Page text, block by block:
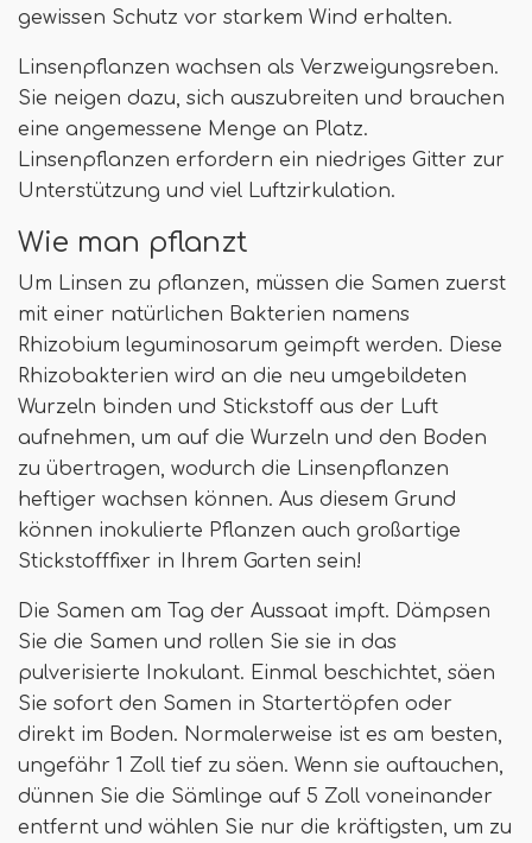
gewissen Schutz vor starkem Wind erhalten.
Linsenpflanzen wachsen als Verzweigungsreben.
Sie neigen dazu, sich auszubreiten und brauchen
eine angemessene Menge an Platz.
Linsenpflanzen erfordern ein niedriges Gitter zur
Unterstützung und viel Luftzirkulation.
Wie man pflanzt
Um Linsen zu pflanzen, müssen die Samen zuerst
mit einer natürlichen Bakterien namens
Rhizobium leguminosarum geimpft werden. Diese
Rhizobakterien wird an die neu umgebildeten
Wurzeln binden und Stickstoff aus der Luft
aufnehmen, um auf die Wurzeln und den Boden
zu übertragen, wodurch die Linsenpflanzen
heftiger wachsen können. Aus diesem Grund
können inokulierte Pflanzen auch großartige
Stickstofffixer in Ihrem Garten sein!
Die Samen am Tag der Aussaat impft. Dämpsen
Sie die Samen und rollen Sie sie in das
pulverisierte Inokulant. Einmal beschichtet, säen
Sie sofort den Samen in Startertöpfen oder
direkt im Boden. Normalerweise ist es am besten,
ungefähr 1 Zoll tief zu säen. Wenn sie auftauchen,
dünnen Sie die Sämlinge auf 5 Zoll voneinander
entfernt und wählen Sie nur die kräftigsten, um zu